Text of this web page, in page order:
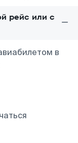
рейс или с
в